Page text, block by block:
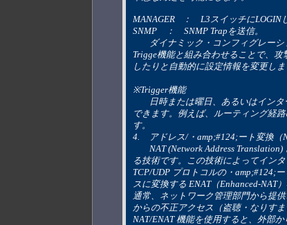
MANAGER 	：　L3スイッチに
SNMP 	：　SNMP Trapを送信。
ダイナミック・コンフィグレー
Trigge機能と組み合わせることで、
したりと自動的に設定情報を変更し
※Trigger機能
できます。例えば、ルーティング経
す。
4. 	アドレス/・amp;#124;ート変換
	NAT (Network Address Translation) とは、特定のプライベートアドレスを特定のグローバルアドレスに変換す
る技術です。この技術によってイン
TCP/UDP プロトコルの・amp;#124;
スに変換する ENAT（Enhanced-NAT
通常、ネットワーク管理部門から提
からの不正アクセス（盗聴・なりす
NAT/ENAT 機能を使用すると、外部